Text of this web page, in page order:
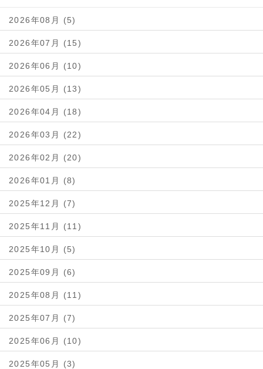
2026年08月 (5)
2026年07月 (15)
2026年06月 (10)
2026年05月 (13)
2026年04月 (18)
2026年03月 (22)
2026年02月 (20)
2026年01月 (8)
2025年12月 (7)
2025年11月 (11)
2025年10月 (5)
2025年09月 (6)
2025年08月 (11)
2025年07月 (7)
2025年06月 (10)
2025年05月 (3)